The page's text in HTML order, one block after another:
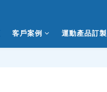
客戶案例 運動產品訂製